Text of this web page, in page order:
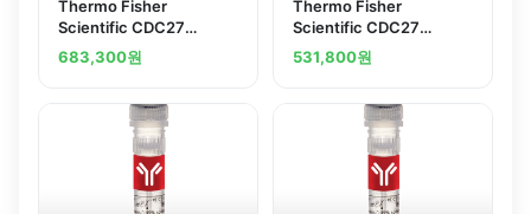
Thermo Fisher
Scientific CDC27
Polyclonal Antibody
683,300원
Thermo Fisher
Scientific CDC27
Polyclonal Antibody
531,800원